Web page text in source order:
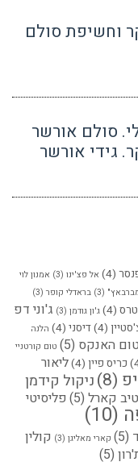
וחשיפת סולם
סולם אורשר
גידי אורשר
(4) אל פצ'ינו (3)
אמנון לוי
(3) בראדלי קופר (3)
(4) ג'ון גודמן (3)
ג'וני דפ
(4) דיסני (4)
הלנה
טום האנקס (5)
טום קורטניי
כריס פיין (4)
ליאור
(8) ניקול קידמן
קארל (5)
פליסיטי
(10)
(5) קארי מאליגן (3)
קולין
(5)